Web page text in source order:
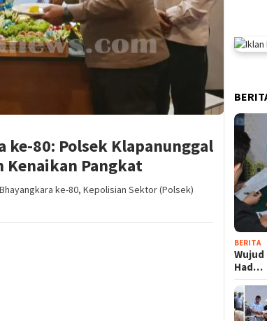
ke-80: Polsek Klapanunggal
Kenaikan Pangkat
ke-80, Kepolisian Sektor (Polsek)
BERITA
Had…